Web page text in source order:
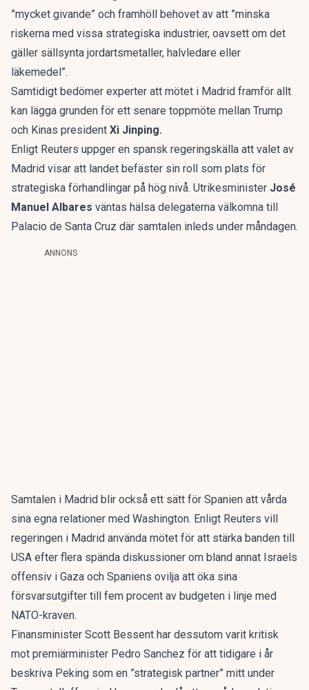
”mycket givande” och framhöll behovet av att ”minska
riskerna med vissa strategiska industrier, oavsett om det
gäller sällsynta jordartsmetaller, halvledare eller
läkemedel”.
Samtidigt bedömer experter att mötet i Madrid framför allt
kan lägga grunden för ett senare toppmöte mellan Trump
och Kinas president Xi Jinping.
Enligt Reuters uppger en spansk regeringskälla att valet av
Madrid visar att landet befäster sin roll som plats för
strategiska förhandlingar på hög nivå. Utrikesminister José
Manuel Albares väntas hälsa delegaterna välkomna till
Palacio de Santa Cruz där samtalen inleds under måndagen.
ANNONS
Samtalen i Madrid blir också ett sätt för Spanien att vårda
sina egna relationer med Washington. Enligt Reuters vill
regeringen i Madrid använda mötet för att stärka banden till
USA efter flera spända diskussioner om bland annat Israels
offensiv i Gaza och Spaniens ovilja att öka sina
försvarsutgifter till fem procent av budgeten i linje med
NATO-kraven.
Finansminister Scott Bessent har dessutom varit kritisk
mot premiärminister Pedro Sanchez för att tidigare i år
beskriva Peking som en ”strategisk partner” mitt under